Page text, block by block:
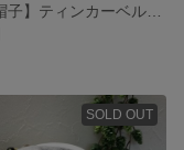
SOLD OUT